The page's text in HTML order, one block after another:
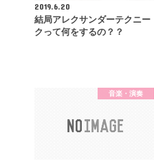
2019.6.20
結局アレクサンダーテクニー
クって何をするの？？
音楽・演奏